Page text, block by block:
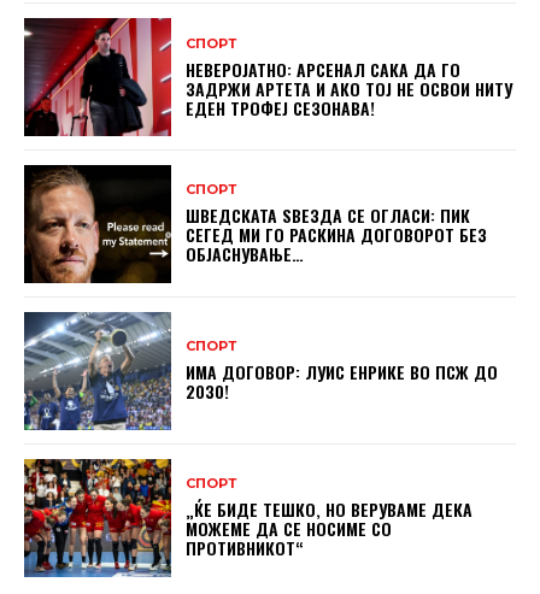
СПОРТ
НЕВЕРОЈАТНО: АРСЕНАЛ САКА ДА ГО
ЗАДРЖИ АРТЕТА И АКО ТОЈ НЕ ОСВОИ НИТУ
ЕДЕН ТРОФЕЈ СЕЗОНАВА!
СПОРТ
ШВЕДСКАТА ЅВЕЗДА СЕ ОГЛАСИ: ПИК
СЕГЕД МИ ГО РАСКИНА ДОГОВОРОТ БЕЗ
ОБЈАСНУВАЊЕ…
СПОРТ
ИМА ДОГОВОР: ЛУИС ЕНРИКЕ ВО ПСЖ ДО
2030!
СПОРТ
„ЌЕ БИДЕ ТЕШКО, НО ВЕРУВАМЕ ДЕКА
МОЖЕМЕ ДA СЕ НОСИМЕ СО
ПРОТИВНИКОТ“